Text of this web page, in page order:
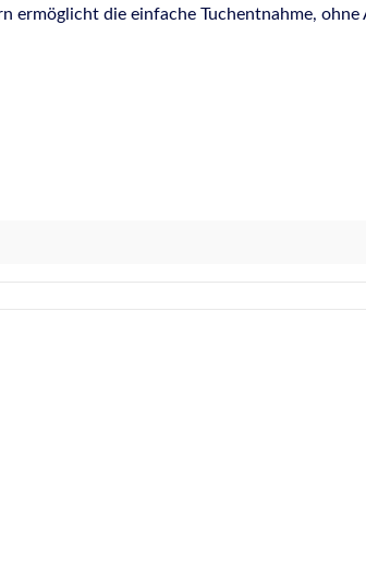
die einfache Tuchentnahme, ohne
Wichtiger Hinweis Sika PowerClean
enthalten, welche die Aushärtung und